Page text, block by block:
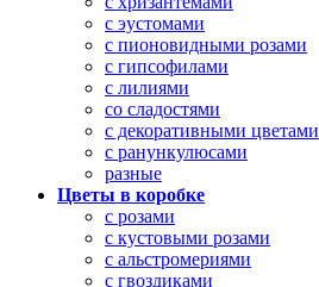
с эустомами
с пионовидными розами
с гипсофилами
с лилиями
со сладостями
с декоративными цветами
с ранункулюсами
разные
Цветы в коробке
с розами
с кустовыми розами
с альстромериями
с гвоздиками